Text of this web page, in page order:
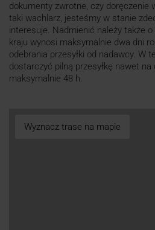
dokumenty zwrotne, czy doręczenie
taki wachlarz, jesteśmy w stanie
interesuje. Nadmienić należy także
kraju wynosi maksymalnie dwa dni
odebrania przesyłki od nadawcy. W
dostarczyć pilną przesyłkę nawet
maksymalnie 48 h.
Wyznacz trase na mapie